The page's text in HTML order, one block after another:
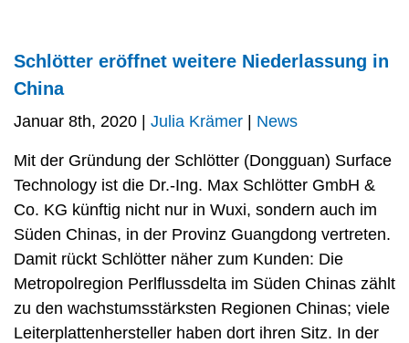
Schlötter eröffnet weitere Niederlassung in
China
Januar 8th, 2020 | Julia Krämer News
Mit der Gründung der Schlötter (Dongguan) Surface
Technology ist die Dr.-Ing. Max Schlötter GmbH &
Co. KG künftig nicht nur in Wuxi, sondern auch im
Süden Chinas, in der Provinz Guangdong vertreten.
Damit rückt Schlötter näher zum Kunden: Die
Metropolregion Perlflussdelta im Süden Chinas zählt
zu den wachstumsstärksten Regionen Chinas; viele
Leiterplattenhersteller haben dort ihren Sitz. In der